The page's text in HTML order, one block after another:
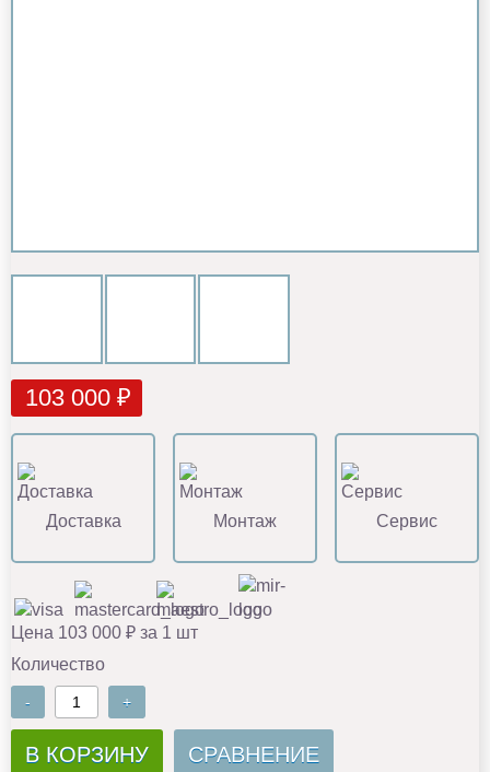
103 000 ₽
Доставка Монтаж Сервис
Цена 103 000 ₽ за 1 шт
Количество
- +
В КОРЗИНУ СРАВНЕНИЕ